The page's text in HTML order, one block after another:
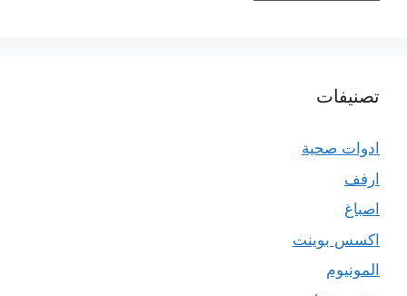
تصنيفات
ادوات صحية
ارفف
اصباغ
اكسس بوينت
المونيوم